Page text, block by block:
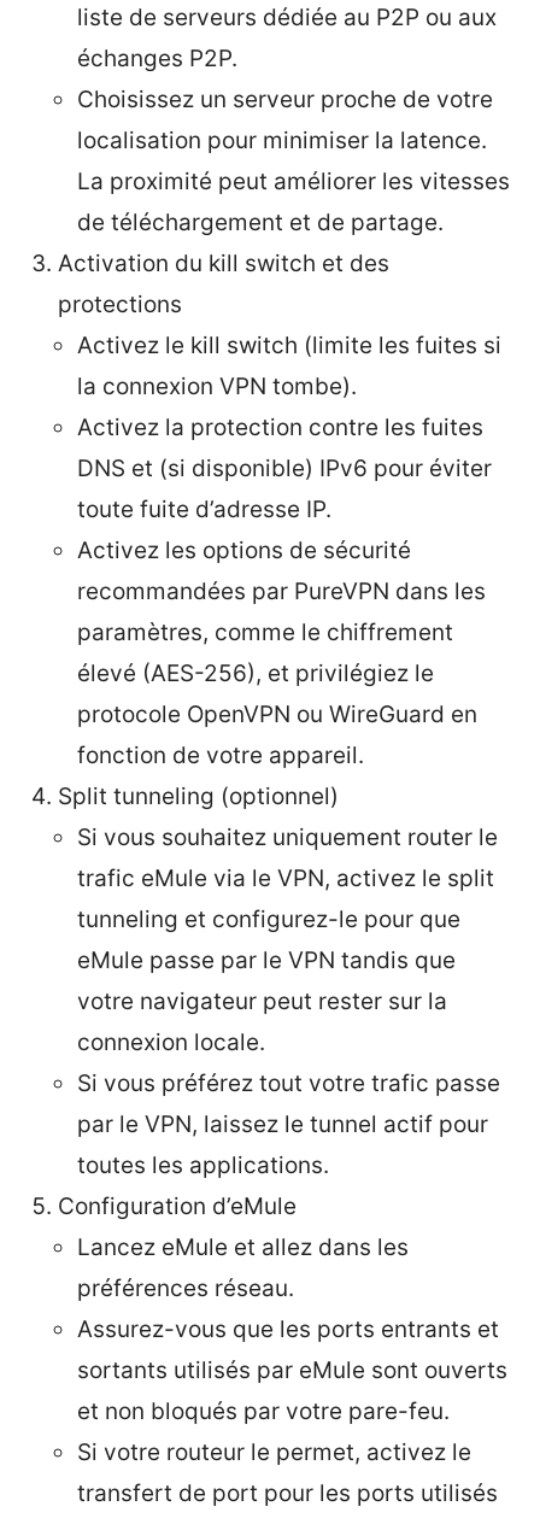
liste de serveurs dédiée au P2P ou aux
échanges P2P.
Choisissez un serveur proche de votre
localisation pour minimiser la latence.
La proximité peut améliorer les vitesses
de téléchargement et de partage.
Activation du kill switch et des
protections
Activez le kill switch (limite les fuites si
la connexion VPN tombe).
Activez la protection contre les fuites
DNS et (si disponible) IPv6 pour éviter
toute fuite d’adresse IP.
Activez les options de sécurité
recommandées par PureVPN dans les
paramètres, comme le chiffrement
élevé (AES-256), et privilégiez le
protocole OpenVPN ou WireGuard en
fonction de votre appareil.
Split tunneling (optionnel)
Si vous souhaitez uniquement router le
trafic eMule via le VPN, activez le split
tunneling et configurez-le pour que
eMule passe par le VPN tandis que
votre navigateur peut rester sur la
connexion locale.
Si vous préférez tout votre trafic passe
par le VPN, laissez le tunnel actif pour
toutes les applications.
Configuration d’eMule
Lancez eMule et allez dans les
préférences réseau.
Assurez-vous que les ports entrants et
sortants utilisés par eMule sont ouverts
et non bloqués par votre pare-feu.
Si votre routeur le permet, activez le
transfert de port pour les ports utilisés